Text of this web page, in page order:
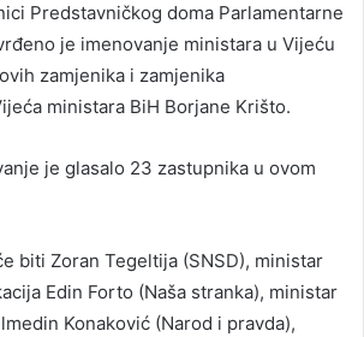
Predstavničkog doma Parlamentarne
je imenovanje ministara u Vijeću
zamjenika i zamjenika
ministara BiH Borjane Krišto.
je glasalo 23 zastupnika u ovom
biti Zoran Tegeltija (SNSD), ministar
Edin Forto (Naša stranka), ministar
Konaković (Narod i pravda),